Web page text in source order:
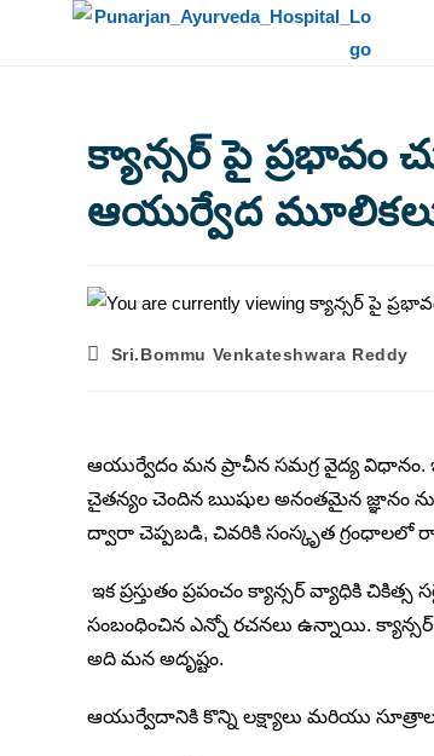
క్యాన్సర్ పై ప్రభావం
ఆయుర్వేద
Sri.Bommu Venkateshwara Reddy
ఆయుర్వేదం మన ప్రాచీన సమగ్ర వైద్య
చైతన్యం చెందిన ఋషుల అనంతమైన జ్ఞానం
ద్వారా చెప్పబడి, చివరికి సంస్కృత గ్రంధాలలో
ఇక ప్రస్తుతం ప్రపంచం క్యాన్సర్ వ్యాధికి
సంబంధించిన ఎన్నో రచనలు ఉన్నాయి. క్యాన్సర్
అది మన అదృష్టం.
ఆయుర్వేదానికి కొన్ని లక్ష్యాలు మరియు